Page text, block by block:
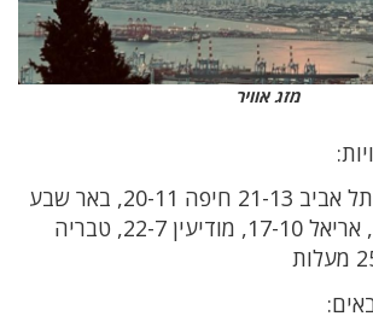
מזג אוויר
בירושלים 17-8, תל אביב 21-13 חיפה 20-11, באר שבע
22-8, צפת 16-6, אריאל 17-10, מודיעין 22-7, טבריה